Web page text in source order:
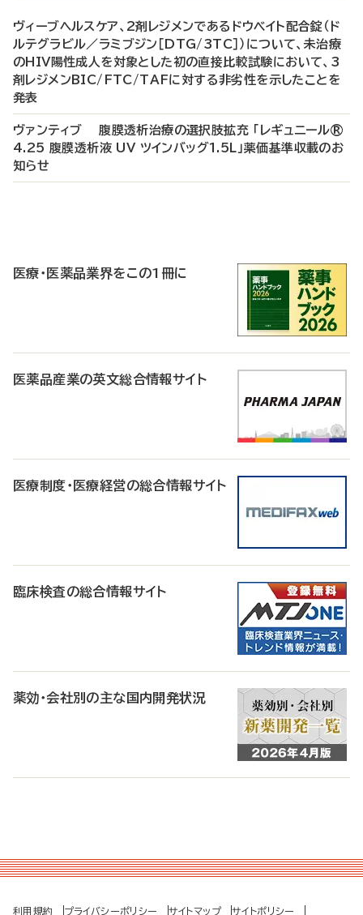
ヴィーブヘルスケア、2剤レジメンであるドウベイト配合錠（ド
ルテグラビル／ラミブジン［DTG/3TC］）について、未治療
のHIV陽性成人を対象とした初の直接比較試験において、3
剤レジメンBIC/FTC/TAFに対する非劣性を示したことを
発表
ヴァンティブ 腹膜透析治療の選択肢拡充 「レギュニール®
4.25 腹膜透析液 UV ツインバッグ1.5L」薬価基準収載のお
知らせ
医療・医薬品業界をこの1冊に
医薬品産業の英文総合情報サイト
医療制度・医療経営の総合情報サイト
臨床検査の総合情報サイト
薬効・会社別の主な国内開発状況
利用規約 プライバシーポリシー サイトマップ サイトポリシー